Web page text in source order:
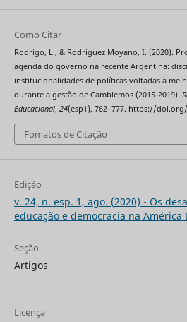
Como Citar
Rodrigo, L., & Rodríguez Moyano, I. (2020).
agenda do governo na recente Argentina:
institucionalidades de políticas voltadas à
durante a gestão de Cambiemos (2015-2019).
Educacional, 24(esp1), 762–777. https://
Fomatos de Citação
Edição
v. 24, n. esp. 1, ago. (2020) - Os
educação e democracia na América
Seção
Artigos
Licença